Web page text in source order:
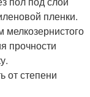
пленки.
прочности
от степени